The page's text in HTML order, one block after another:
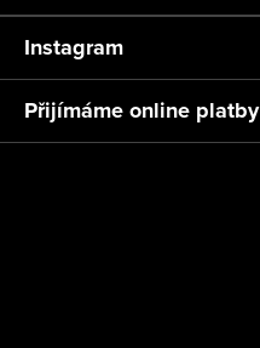
Instagram
Přijímáme online platby